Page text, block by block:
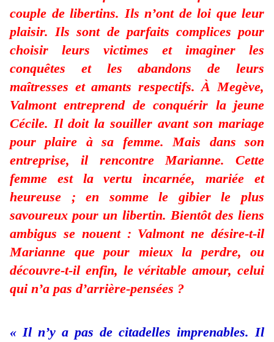
couple de libertins. Ils n’ont de loi que leur
plaisir. Ils sont de parfaits complices pour
choisir leurs victimes et imaginer les
conquêtes et les abandons de leurs
maîtresses et amants respectifs. À Megève,
Valmont entreprend de conquérir la jeune
Cécile. Il doit la souiller avant son mariage
pour plaire à sa femme. Mais dans son
entreprise, il rencontre Marianne. Cette
femme est la vertu incarnée, mariée et
heureuse ; en somme le gibier le plus
savoureux pour un libertin. Bientôt des liens
ambigus se nouent : Valmont ne désire-t-il
Marianne que pour mieux la perdre, ou
découvre-t-il enfin, le véritable amour, celui
qui n’a pas d’arrière-pensées ?
« Il n’y a pas de citadelles imprenables. Il